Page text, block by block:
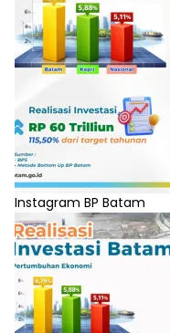
Instagram BP Batam